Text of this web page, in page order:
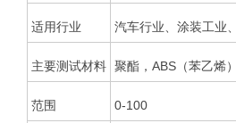
适用行业 汽车行业、涂装工业
主要测试材料 聚酯，ABS（苯乙烯
范围 0-100